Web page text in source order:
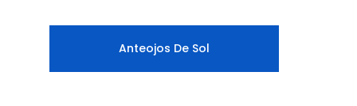
Anteojos De Sol